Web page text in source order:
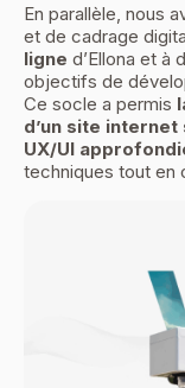
En parallèle, nous
et de cadrage
ligne d’Ellona et à
objectifs de
Ce socle a permis
d’un site
UX/UI
techniques tout en